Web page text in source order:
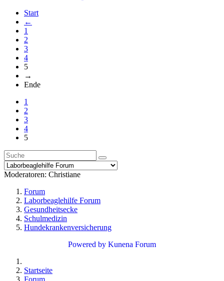
Start
←
1
2
3
4
5
→
Ende
1
2
3
4
5
Moderatoren: Christiane
Forum
Laborbeaglehilfe Forum
Gesundheitsecke
Schulmedizin
Hundekrankenversicherung
Powered by Kunena Forum
Startseite
Forum